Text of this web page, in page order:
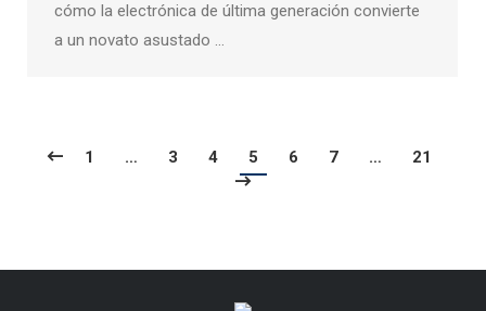
cómo la electrónica de última generación convierte
a un novato asustado …
1 … 3 4 5 6 7 … 21